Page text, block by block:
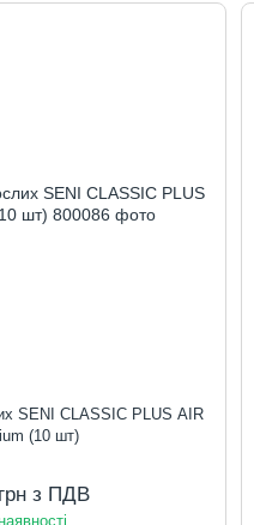
SENI CLASSIC PLUS AIR
(10 шт)
з ПДВ